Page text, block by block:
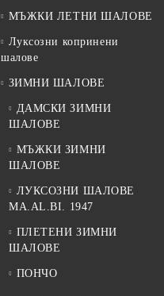
МЪЖКИ ЛЕТНИ ШАЛОВЕ
Луксозни копринени
шалове
ЗИМНИ ШАЛОВЕ
ДАМСКИ ЗИМНИ
ШАЛОВЕ
МЪЖКИ ЗИМНИ
ШАЛОВЕ
ЛУКСОЗНИ ШАЛОВЕ
MA.AL.BI. 1947
ПЛЕТЕНИ ЗИМНИ
ШАЛОВЕ
ПОНЧО